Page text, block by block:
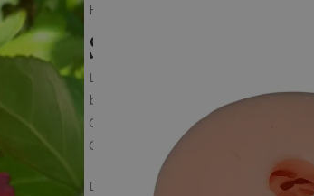
Home
Siliconen mal
Laat rozen spreken met jouw
bedankjes.
Gemiddelde afmetingen van het
Gemiddelde gewicht van het
Deze siliconen mal 3D Roos is